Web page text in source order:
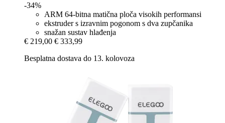
-34%
ARM 64-bitna matična ploča visokih performansi
ekstruder s izravnim pogonom s dva zupčanika
snažan sustav hlađenja
€ 219,00 € 333,99
Besplatna dostava do 13. kolovoza